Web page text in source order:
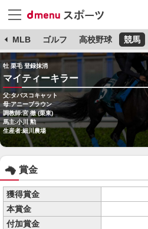
MLB ゴルフ 高校野球 競馬
牡 栗毛 登録抹消
マイティーキラー
父:タバスコキャット
母:アニーブラウン
調教師:宮 徹 (栗東)
馬主:小川 勲
生産者:細川農場
賞金
獲得賞金
本賞金
付加賞金